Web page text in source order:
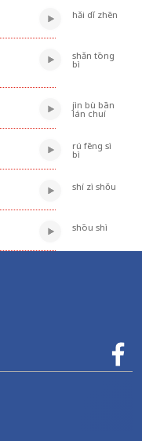
hǎi dǐ zhēn
shǎn tōng
bì
jìn bù bān
lán chuí
rú fēng sì
bì
shí zì shǒu
shōu shì